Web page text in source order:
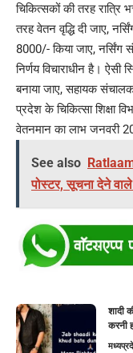
चिकित्सकों की तरह रात्रि
तरह वेतन वृद्धि दी जाए,
8000/- किया जाए, नर्सिंग
निर्णय विचाराधीन है। ऐसी
बनाया जाए, सहायक
प्रदेश के चिकित्सा शिक्षा
वेतनमान का लाभ जनवरी
See also
पोस्टर, सूचना देने
शादी
करनी